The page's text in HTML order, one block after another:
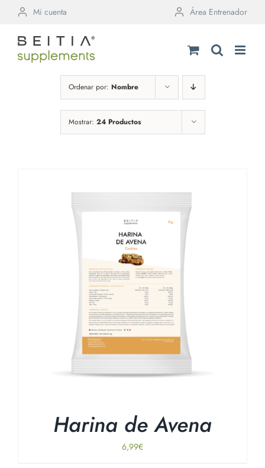
contenido
Mi cuenta Área Entrenador
Ordenar por: Nombre
Mostrar: 24 Productos
Harina de Avena
6,99€